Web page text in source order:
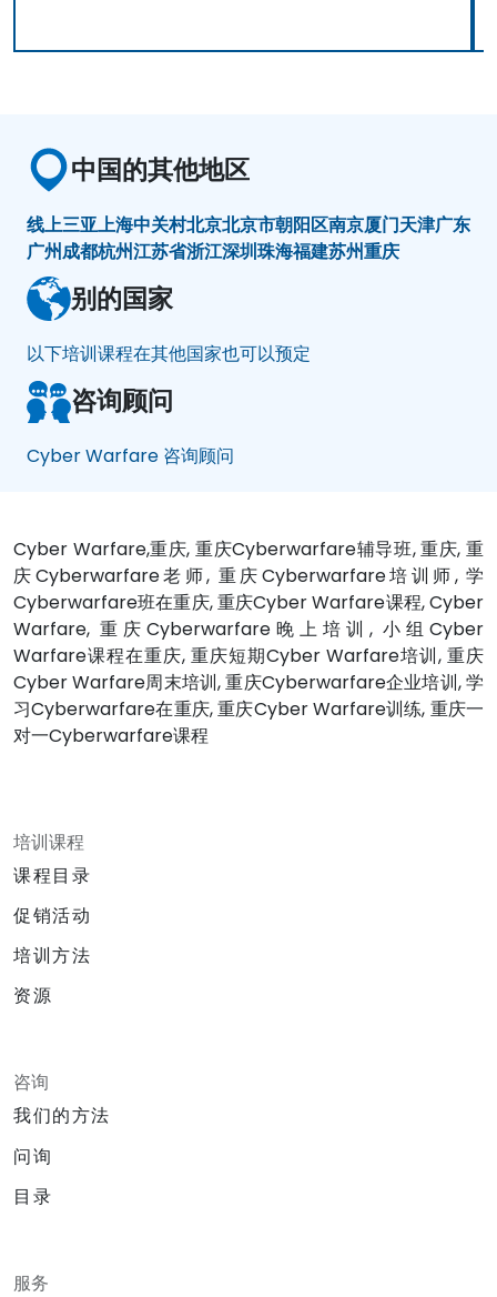
中国的其他地区
线上三亚上海中关村北京北京市朝阳区南京厦门天津广东
广州成都杭州江苏省浙江深圳珠海福建苏州重庆
别的国家
以下培训课程在其他国家也可以预定
咨询顾问
Cyber Warfare 咨询顾问
Cyber Warfare,重庆, 重庆Cyberwarfare辅导班, 重庆, 重
庆Cyberwarfare老师, 重庆Cyberwarfare培训师, 学
Cyberwarfare班在重庆, 重庆Cyber Warfare课程, Cyber
Warfare, 重庆Cyberwarfare晚上培训, 小组Cyber
Warfare课程在重庆, 重庆短期Cyber Warfare培训, 重庆
Cyber Warfare周末培训, 重庆Cyberwarfare企业培训, 学
习Cyberwarfare在重庆, 重庆Cyber Warfare训练, 重庆一
对一Cyberwarfare课程
培训课程
课程目录
促销活动
培训方法
资源
咨询
我们的方法
问询
目录
服务